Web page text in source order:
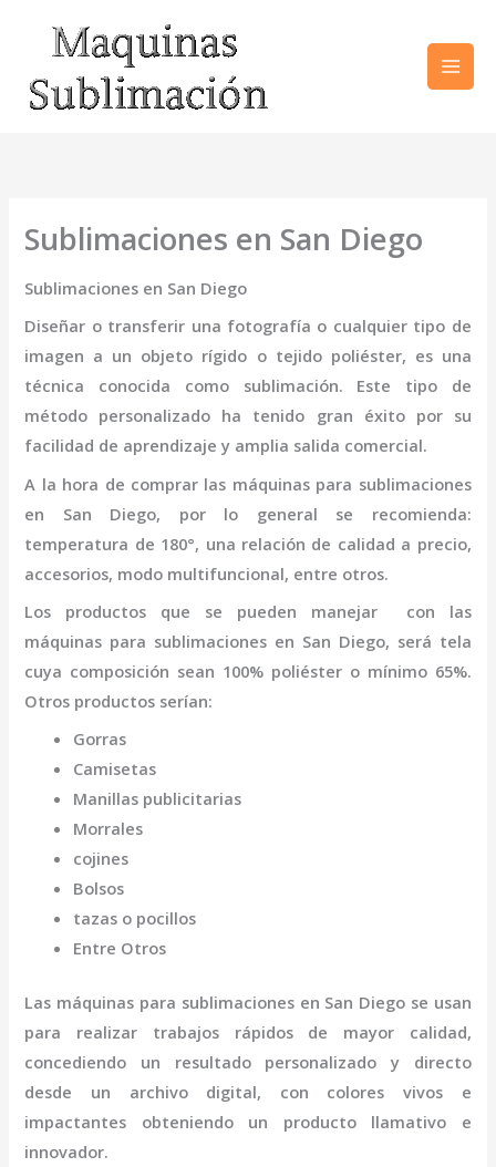
contenido
Sublimaciones en San Diego
Sublimaciones en San Diego
Diseñar o transferir una fotografía o cualquier tipo de
imagen a un objeto rígido o tejido poliéster, es una
técnica conocida como sublimación. Este tipo de
método personalizado ha tenido gran éxito por su
facilidad de aprendizaje y amplia salida comercial.
A la hora de comprar las máquinas para sublimaciones
en San Diego, por lo general se recomienda:
temperatura de 180°, una relación de calidad a precio,
accesorios, modo multifuncional, entre otros.
Los productos que se pueden manejar con las
máquinas para sublimaciones en San Diego, será tela
cuya composición sean 100% poliéster o mínimo 65%.
Otros productos serían:
Gorras
Camisetas
Manillas publicitarias
Morrales
cojines
Bolsos
tazas o pocillos
Entre Otros
Las máquinas para sublimacionesen San Diego se usan
para realizar trabajos rápidos de mayor calidad,
concediendo un resultado personalizado y directo
desde un archivo digital, con colores vivos e
impactantes obteniendo un producto llamativo e
innovador.